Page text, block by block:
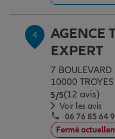
Tous nos devis
4
AGENCE
EXPERT
7 BOULEVARD
10000 TROYES
5/5Note de 5 sur 5
(12 avis)
Voir les avis
06 76 85 64
Fermé